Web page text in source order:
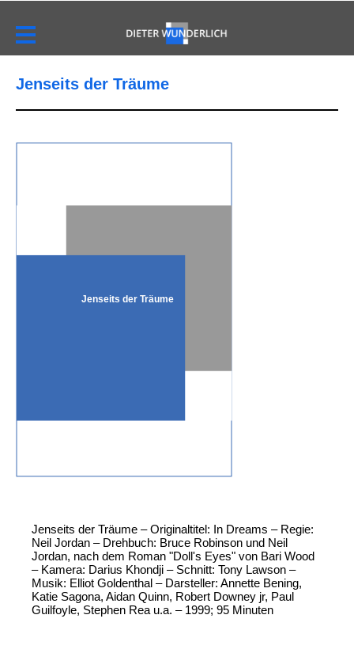
Jenseits der Träume
Jenseits der Träume
Jenseits der Träume – Originaltitel: In Dreams – Regie:
Neil Jordan – Drehbuch: Bruce Robinson und Neil
Jordan, nach dem Roman "Doll's Eyes" von Bari Wood
– Kamera: Darius Khondji – Schnitt: Tony Lawson –
Musik: Elliot Goldenthal – Darsteller: Annette Bening,
Katie Sagona, Aidan Quinn, Robert Downey jr, Paul
Guilfoyle, Stephen Rea u.a. – 1999; 95 Minuten